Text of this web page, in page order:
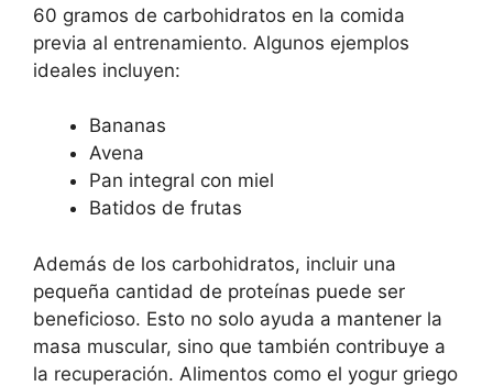
60 gramos de carbohidratos en la comida
previa al entrenamiento. Algunos ejemplos
ideales incluyen:
Bananas
Avena
Pan integral con miel
Batidos de frutas
Además de los carbohidratos, incluir una
pequeña cantidad de proteínas puede ser
beneficioso. Esto no solo ayuda a mantener la
masa muscular, sino que también contribuye a
la recuperación. Alimentos como el yogur griego